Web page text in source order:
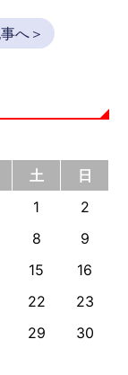
へ＞
土
日
1
2
8
9
15
16
22
23
29
30